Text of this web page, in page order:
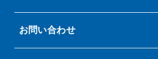
お問い合わせ